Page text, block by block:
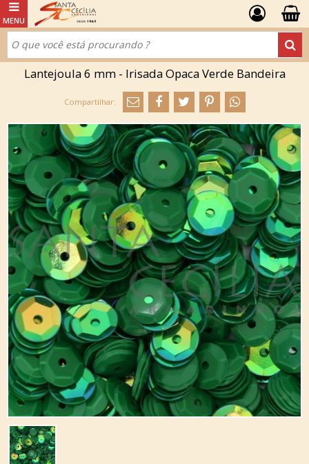
Lantejoula 6 mm - Irisada Opaca Verde Bandeira